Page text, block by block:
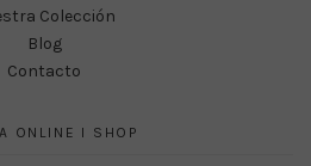
Colección
Blog
Contacto
ONLINE I SHOP